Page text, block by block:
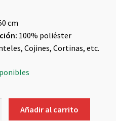
cm
100% poliéster
Cojines, Cortinas, etc.
Añadir al carrito